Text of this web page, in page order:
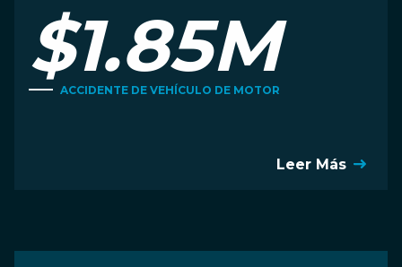
$1.85M
ACCIDENTE DE VEHÍCULO DE MOTOR
Leer Más